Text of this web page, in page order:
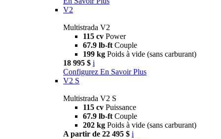
V2
Multistrada V2
115 cv Power
67.9 lb-ft Couple
199 kg Poids à vide (sans carburant)
18 995 $ i
Configurez En Savoir Plus
V2 S
Multistrada V2 S
115 cv Puissance
67.9 lb-ft Couple
202 kg Poids à vide (sans carburant)
A partir de 22 495 $ i